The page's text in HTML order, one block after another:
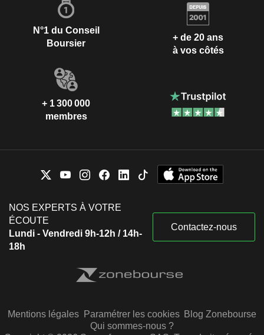
N°1 du Conseil
Boursier
+ de 20 ans
à vos côtés
+ 1 300 000
membres
NOS EXPERTS À VOTRE
ÉCOUTE
Lundi - Vendredi 9h-12h / 14h-
18h
Contactez-nous
Mentions légales Paramétrer les cookies Blog Zonebourse
Qui sommes-nous ?